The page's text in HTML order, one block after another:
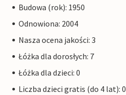
Budowa (rok): 1950
Odnowiona: 2004
Nasza ocena jakości: 3
Łóżka dla dorosłych: 7
Łóżka dla dzieci: 0
Liczba dzieci gratis (do 4 lat): 0